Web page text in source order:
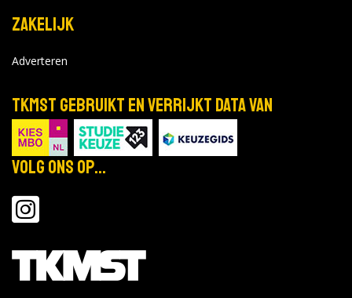
Zakelijk
Adverteren
TKMST gebruikt en verrijkt data van
Volg ons op...